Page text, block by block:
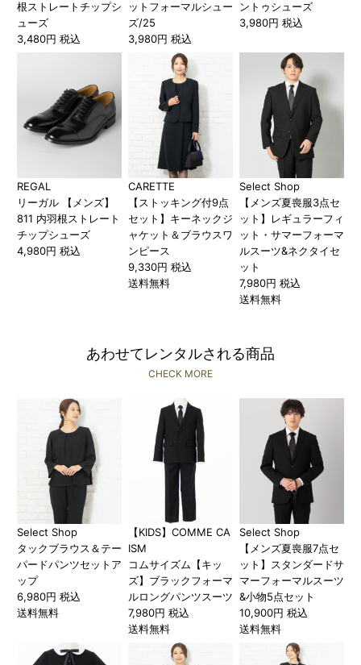
根ストレートチップシ
ューズ
3,480円 税込
ットフォーマルシュー
ズ/25
3,980円 税込
ントゥシューズ
3,980円 税込
REGAL
リーガル 【メンズ】
811 内羽根ストレート
チップシューズ
4,980円 税込
CARETTE
【ストッキング付9点
セット】キーネックジ
ャケット＆ブラウスワ
ンピース
9,330円 税込
送料無料
Select Shop
【メンズ夏喪服3点セ
ット】レギュラーフィ
ット・サマーフォーマ
ルスーツ&ネクタイセ
ット
7,980円 税込
送料無料
あわせてレンタルされる商品
CHECK MORE
Select Shop
タックブラウス＆テー
パードパンツセットア
ップ
6,980円 税込
送料無料
【KIDS】COMME CA
ISM
コムサイズム【キッ
ズ】ブラックフォーマ
ルロングパンツスーツ
7,980円 税込
送料無料
Select Shop
【メンズ夏喪服7点セ
ット】スタンダードサ
マーフォーマルスーツ
&小物5点セット
10,900円 税込
送料無料